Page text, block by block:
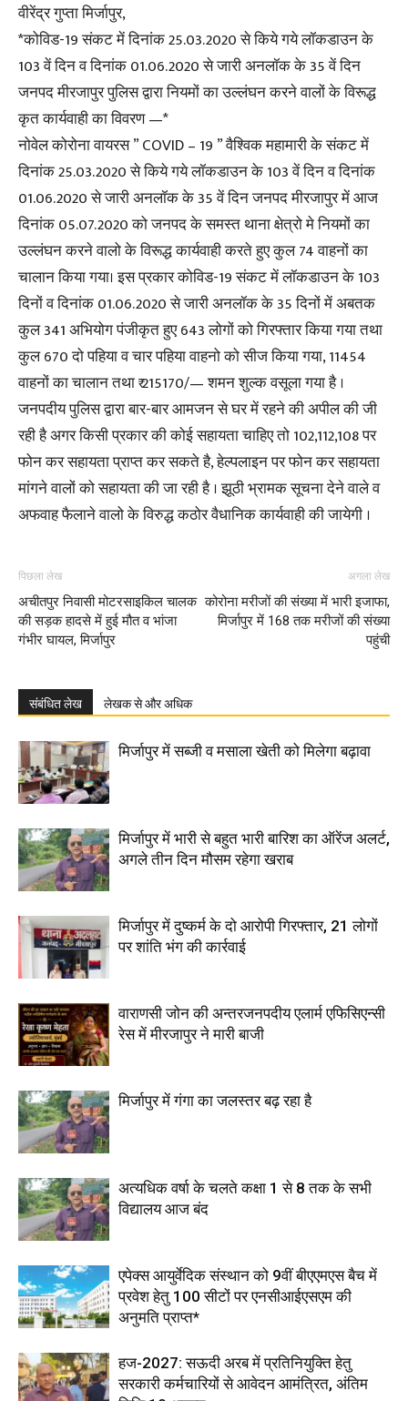
वीरेंद्र गुप्ता मिर्जापुर,
*कोविड-19 संकट में दिनांक 25.03.2020 से किये गये लॉकडाउन के
103 वें दिन व दिनांक 01.06.2020 से जारी अनलॉक के 35 वें दिन
जनपद मीरजापुर पुलिस द्वारा नियमों का उल्लंघन करने वालों के विरूद्ध
कृत कार्यवाही का विवरण —*
नोवेल कोरोना वायरस ” COVID – 19 ” वैश्विक महामारी के संकट में
दिनांक 25.03.2020 से किये गये लॉकडाउन के 103 वें दिन व दिनांक
01.06.2020 से जारी अनलॉक के 35 वें दिन जनपद मीरजापुर में आज
दिनांक 05.07.2020 को जनपद के समस्त थाना क्षेत्रो मे नियमों का
उल्लंघन करने वालो के विरूद्ध कार्यवाही करते हुए कुल 74 वाहनों का
चालान किया गया। इस प्रकार कोविड-19 संकट में लॉकडाउन के 103
दिनों व दिनांक 01.06.2020 से जारी अनलॉक के 35 दिनों में अबतक
कुल 341 अभियोग पंजीकृत हुए 643 लोगों को गिरफ्तार किया गया तथा
कुल 670 दो पहिया व चार पहिया वाहनो को सीज किया गया, 11454
वाहनों का चालान तथा ₹ 215170/— शमन शुल्क वसूला गया है ।
जनपदीय पुलिस द्वारा बार-बार आमजन से घर में रहने की अपील की जी
रही है अगर किसी प्रकार की कोई सहायता चाहिए तो 102,112,108 पर
फोन कर सहायता प्राप्त कर सकते है, हेल्पलाइन पर फोन कर सहायता
मांगने वालों को सहायता की जा रही है । झूठी भ्रामक सूचना देने वाले व
अफवाह फैलाने वालो के विरुद्ध कठोर वैधानिक कार्यवाही की जायेगी ।
पिछला लेख
अचीतपुर निवासी मोटरसाइकिल चालक
की सड़क हादसे में हुई मौत व भांजा
गंभीर घायल, मिर्जापुर
अगला लेख
कोरोना मरीजों की संख्या में भारी इजाफा,
मिर्जापुर में 168 तक मरीजों की संख्या
पहुंची
संबंधित लेख लेखक से और अधिक
मिर्जापुर में सब्जी व मसाला खेती को मिलेगा बढ़ावा
मिर्जापुर में भारी से बहुत भारी बारिश का ऑरेंज अलर्ट,
अगले तीन दिन मौसम रहेगा खराब
मिर्जापुर में दुष्कर्म के दो आरोपी गिरफ्तार, 21 लोगों
पर शांति भंग की कार्रवाई
वाराणसी जोन की अन्तरजनपदीय एलार्म एफिसिएन्सी
रेस में मीरजापुर ने मारी बाजी
मिर्जापुर में गंगा का जलस्तर बढ़ रहा है
अत्यधिक वर्षा के चलते कक्षा 1 से 8 तक के सभी
विद्यालय आज बंद
एपेक्स आयुर्वेदिक संस्थान को 9वीं बीएएमएस बैच में
प्रवेश हेतु 100 सीटों पर एनसीआईएसएम की
अनुमति प्राप्त*
हज-2027: सऊदी अरब में प्रतिनियुक्ति हेतु
सरकारी कर्मचारियों से आवेदन आमंत्रित, अंतिम